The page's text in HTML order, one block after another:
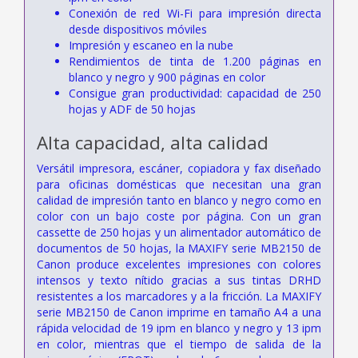
Conexión de red Wi-Fi para impresión directa
desde dispositivos móviles
Impresión y escaneo en la nube
Rendimientos de tinta de 1.200 páginas en
blanco y negro y 900 páginas en color
Consigue gran productividad: capacidad de 250
hojas y ADF de 50 hojas
Alta capacidad, alta calidad
Versátil impresora, escáner, copiadora y fax diseñado
para oficinas domésticas que necesitan una gran
calidad de impresión tanto en blanco y negro como en
color con un bajo coste por página. Con un gran
cassette de 250 hojas y un alimentador automático de
documentos de 50 hojas, la MAXIFY serie MB2150 de
Canon produce excelentes impresiones con colores
intensos y texto nítido gracias a sus tintas DRHD
resistentes a los marcadores y a la fricción. La MAXIFY
serie MB2150 de Canon imprime en tamaño A4 a una
rápida velocidad de 19 ipm en blanco y negro y 13 ipm
en color, mientras que el tiempo de salida de la